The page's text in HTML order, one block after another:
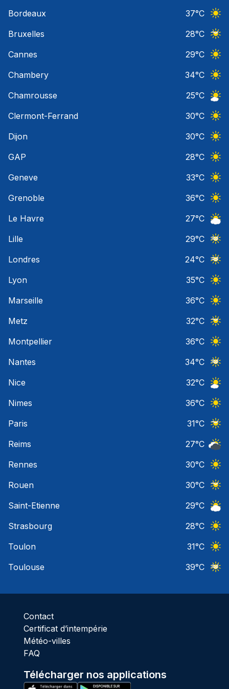
Bordeaux
37°C
Bruxelles
28°C
Cannes
29°C
Chambery
34°C
Chamrousse
25°C
Clermont-Ferrand
30°C
Dijon
30°C
GAP
28°C
Geneve
33°C
Grenoble
36°C
Le Havre
27°C
Lille
29°C
Londres
24°C
Lyon
35°C
Marseille
36°C
Metz
32°C
Montpellier
36°C
Nantes
34°C
Nice
32°C
Nimes
36°C
Paris
31°C
Reims
27°C
Rennes
30°C
Rouen
30°C
Saint-Etienne
29°C
Strasbourg
28°C
Toulon
31°C
Toulouse
39°C
Contact
Certificat d’intempérie
Météo-villes
FAQ
Télécharger nos applications